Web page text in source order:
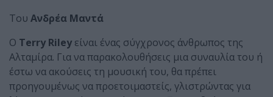
Του Ανδρέα Μαντά
Ο Terry Riley είναι ένας σύγχρονος άνθρωπος της
Αλταμίρα. Για να παρακολουθήσεις μια συναυλία του ή
έστω να ακούσεις τη μουσική του, θα πρέπει
προηγουμένως να προετοιμαστείς, γλιστρώντας για